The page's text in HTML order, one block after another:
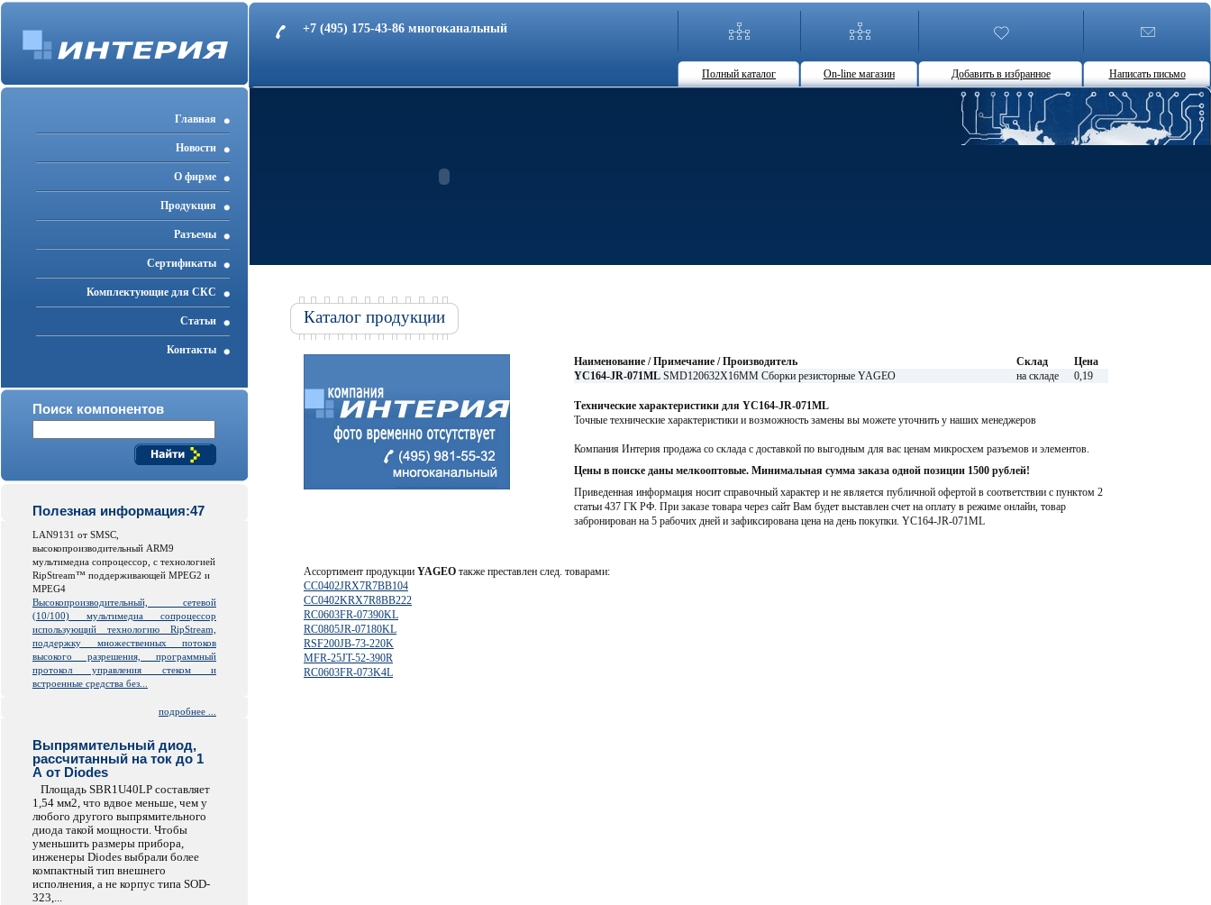
+7 (495) 175-43-86 многоканальный
Полный каталог On-line магазин Добавить в избранное Написать письмо
Главная
Новости
О фирме
Продукция
Разъемы
Cертификаты
Комплектующие для СКС
Статьи
Контакты
Поиск компонентов
Полезная информация:47
LAN9131 от SMSC,
высокопроизводительный ARM9
мультимедиа сопроцессор, с технологией
RipStream™ поддерживающей MPEG2 и
MPEG4
Высокопроизводительный, сетевой
(10/100) мультимедиа сопроцессор
использующий технологию RipStream,
поддержку множественных потоков
высокого разрешения, программный
протокол управления стеком и
встроенные средства без...
подробнее ...
Выпрямительный диод,
рассчитанный на ток до 1
А от Diodes
Площадь SBR1U40LP составляет
1,54 мм2, что вдвое меньше, чем у
любого другого выпрямительного
диода такой мощности. Чтобы
уменьшить размеры прибора,
инженеры Diodes выбрали более
компактный тип внешнего
исполнения, а не корпус типа SOD-
323,...
Каталог продукции
Наименование / Примечание / Производитель Склад
Цена
YC164-JR-071ML SMD120632X16MM Сборки резисторные YAGEO на складе 0,19
Технические характеристики для YC164-JR-071ML
Точные технические характеристики и возможность замены вы можете уточнить у наших менеджеров
Компания Интерия продажа со склада с доставкой по выгодным для вас ценам микросхем разъемов и элементов.
Цены в поиске даны мелкооптовые. Минимальная сумма заказа одной позиции 1500 рублей!
Приведенная информация носит справочный характер и не является публичной офертой в соответствии с пунктом 2
статьи 437 ГК РФ. При заказе товара через сайт Вам будет выставлен счет на оплату в режиме онлайн, товар
забронирован на 5 рабочих дней и зафиксирована цена на день покупки. YC164-JR-071ML
Ассортимент продукции YAGEO также преставлен след. товарами:
CC0402JRX7R7BB104
CC0402KRX7R8BB222
RC0603FR-07390KL
RC0805JR-07180KL
RSF200JB-73-220K
MFR-25JT-52-390R
RC0603FR-073K4L